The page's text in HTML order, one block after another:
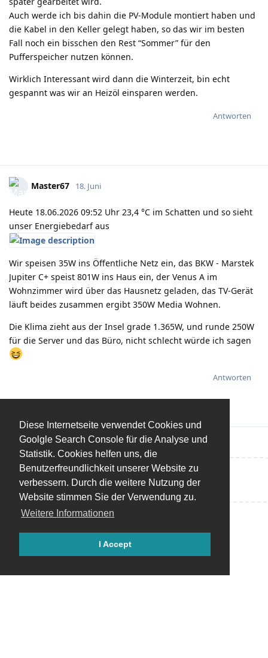
Diese Internetseite verwendet Cookies und
Goolgle Search Console für die Analyse und
Statistik. Cookies helfen uns, die
Benutzerfreundlichkeit unserer Website zu
verbessern. Durch die weitere Nutzung der
Website stimmen Sie der Verwendung zu.
Weitere Informationen
I Accept
Auch werde ich bis dahin die PV-Module montiert haben und
die Kabel in den Keller gelegt haben, so das wir im besten
Fall noch ein bisschen den Rest “Sommer” für den
Pufferspeicher nutzen können.
Wirklich Interessant wird dann die Winterzeit, bin echt
gespannt was wir an Heizöl einsparen werden.
Antworten
Master67 18. Juni
Heute 18.06.2026 09:52 Uhr 23,4 °C im Schatten und so sieht
unser Energiebedarf aus
Wir speisen 35W ins Öffentliche Netz ein, das BKW - Marstek
Jupiter C+ speist 801W ins Haus ein, der Venus A im
Wohnzimmer wird über das Hausnetz geladen, das TV-Gerät
läuft beides zusammen ergibt 350W Media Wohnen.
Die Klima zieht aus der Insel grade 1.365W, und runde 250W
für die Server und das Büro, nicht schlecht würde ich sagen
Antworten
Eine Antwort schreiben…